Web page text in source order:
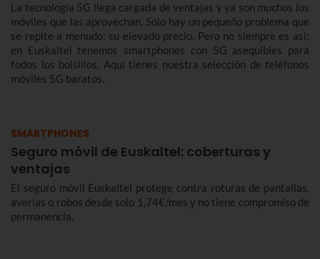
La tecnología 5G llega cargada de ventajas y ya son muchos los
móviles que las aprovechan. Sólo hay un pequeño problema que
se repite a menudo: su elevado precio. Pero no siempre es así;
en Euskaltel tenemos smartphones con 5G asequibles para
todos los bolsillos. Aquí tienes nuestra selección de teléfonos
móviles 5G baratos.
SMARTPHONES
Seguro móvil de Euskaltel: coberturas y
ventajas
El seguro móvil Euskaltel protege contra roturas de pantallas,
averías o robos desde solo 1,74€/mes y no tiene compromiso de
permanencia.